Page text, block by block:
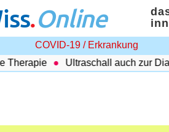
.Online
COVID-19 / Erkrankung
Ultraschall auch zur